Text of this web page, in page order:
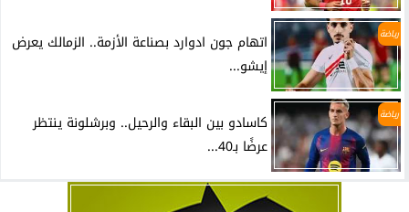
رياضة
اتهام جون ادوارد بصناعة الأزمة.. الزمالك يعرض
إيشو...
رياضة
كاسادو بين البقاء والرحيل.. وبرشلونة ينتظر
عرضًا بـ40...